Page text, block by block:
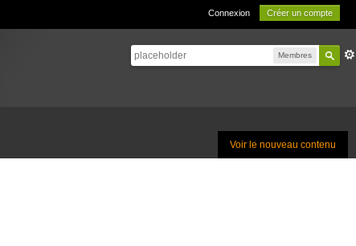
Connexion Créer un compte
Membres
Voir le nouveau contenu